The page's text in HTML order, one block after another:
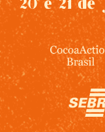
20 e 21